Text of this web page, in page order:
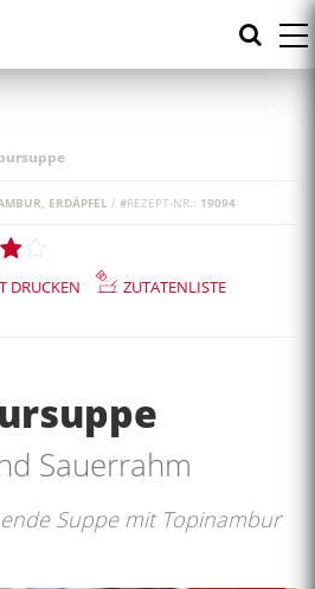
ERDÄPFEL / #REZEPT-NR.: 19094
DRUCKEN
ZUTATENLISTE
Sauerrahm
Suppe mit Topinambur